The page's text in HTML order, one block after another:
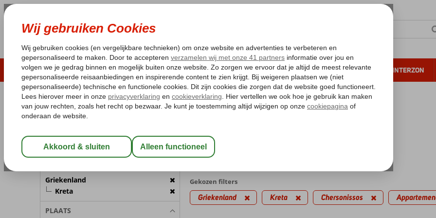
LAST MINUTE ZOMER 2026 ZONVAKANTIE VERRE REIZEN ALL INCLUSIVE WINTERZON
Pakketgarantie Laagsteprijsgarantie* Gratis annuleren*
REISGEZELSCHAP
Wijzig Reisgezelschap
Griekenland
Kreta
PLAATS
Chersonissos
met Appartement
Gekozen filters
Griekenland Kreta Chersonissos